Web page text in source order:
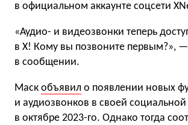
в официальном аккаунте соцсети
«Аудио- и видеозвонки теперь
в X! Кому вы позвоните первым?», —
в сообщении.
Маск объявил о появлении новых
и аудиозвонков в своей социальной
в октябре 2023-го. Однако тогда